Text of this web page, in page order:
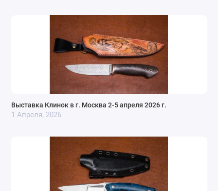
Выставка Клинок в г. Москва 2-5 апреля 2026 г.
1 Апреля, 2026